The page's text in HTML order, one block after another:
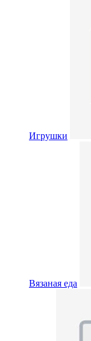
Игрушки
Вязаная еда